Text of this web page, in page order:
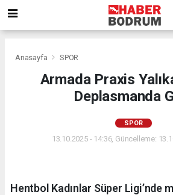
Anasayfa SPOR
Armada Praxis
Deplasmanda
SPOR
13.10.2025 - 14:36, Güncelleme:
Hentbol Kadınlar Süper Ligi’nde